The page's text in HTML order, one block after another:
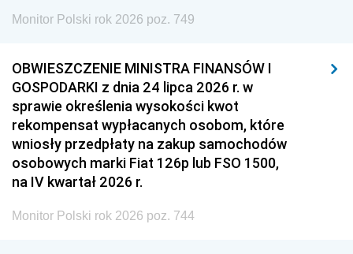
Monitor Polski rok 2026 poz. 749
OBWIESZCZENIE MINISTRA FINANSÓW I
GOSPODARKI z dnia 24 lipca 2026 r. w
sprawie określenia wysokości kwot
rekompensat wypłacanych osobom, które
wniosły przedpłaty na zakup samochodów
osobowych marki Fiat 126p lub FSO 1500,
na IV kwartał 2026 r.
Monitor Polski rok 2026 poz. 744